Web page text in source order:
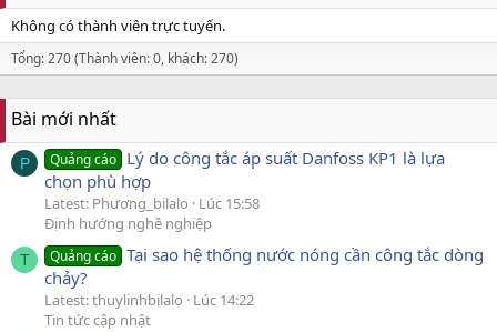
Không có thành viên trực tuyến.
Tổng: 270 (Thành viên: 0, khách: 270)
Bài mới nhất
P Quảng cáo Lý do công tắc áp suất Danfoss KP1 là lựa
chọn phù hợp
Latest: Phương_bilalo
Lúc 15:58
Định hướng nghề nghiệp
T Quảng cáo Tại sao hệ thống nước nóng cần công tắc dòng
chảy?
Latest: thuylinhbilalo
Lúc 14:22
Tin tức cập nhật